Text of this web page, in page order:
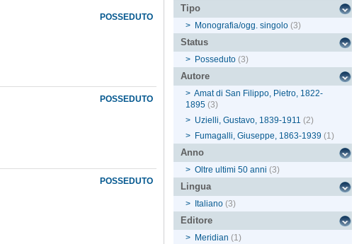
POSSEDUTO
POSSEDUTO
POSSEDUTO
Tipo
> Monografia/ogg. singolo (3)
Status
> Posseduto (3)
Autore
> Amat di San Filippo, Pietro, 1822-
1895 (3)
> Uzielli, Gustavo, 1839-1911 (2)
> Fumagalli, Giuseppe, 1863-1939 (1)
Anno
> Oltre ultimi 50 anni (3)
Lingua
> Italiano (3)
Editore
> Meridian (1)